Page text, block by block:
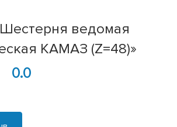
ведомая
КАМАЗ (Z=48)»
0.0